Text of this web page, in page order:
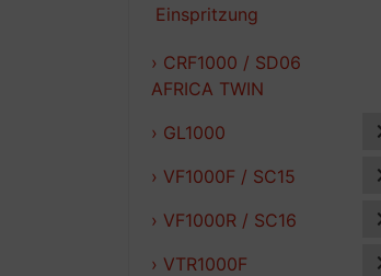
Einspritzung
› CRF1000 / SD06
AFRICA TWIN
› GL1000
› VF1000F / SC15
› VF1000R / SC16
› VTR1000F